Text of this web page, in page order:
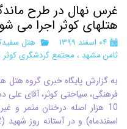
غرس نهال در طرح
هتلهای کوثر اجرا می
۰۴ اسفند ۱۳۹۹ هتل
ثامن مشهد ، مجتمع گردشگری کوثر
به گزارش پایگاه خبری گروه هتل
فرهنگی، سیاحتی کوثر، آقای